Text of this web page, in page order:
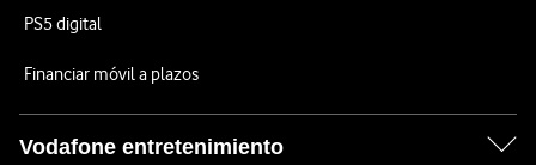
PS5 digital
Financiar móvil a plazos
Vodafone entretenimiento